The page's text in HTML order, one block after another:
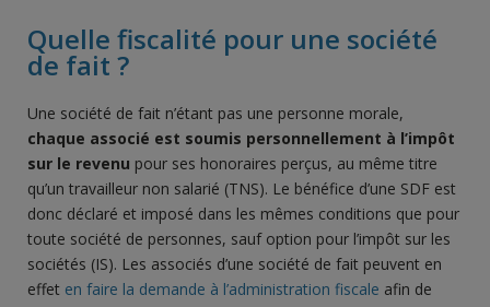
Quelle fiscalité pour une société
de fait ?
Une société de fait n’étant pas une personne morale,
chaque associé est soumis personnellement à l’impôt
sur le revenu pour ses honoraires perçus, au même titre
qu’un travailleur non salarié (TNS). Le bénéfice d’une SDF est
donc déclaré et imposé dans les mêmes conditions que pour
toute société de personnes, sauf option pour l’impôt sur les
sociétés (IS). Les associés d’une société de fait peuvent en
effet en faire la demande à l’administration fiscale afin de